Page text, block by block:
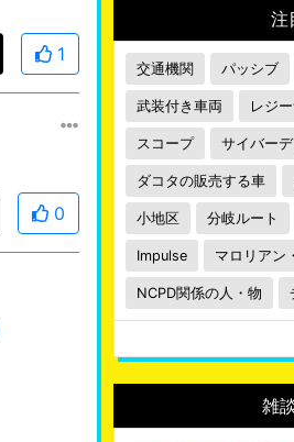
1
0
注
交通機関 パッシブ
武装付き車両 レジ
スコープ サイバー
ダコタの販売する車
小地区 分岐ルート
Impulse マロリアン
NCPD関係の人・物
雑